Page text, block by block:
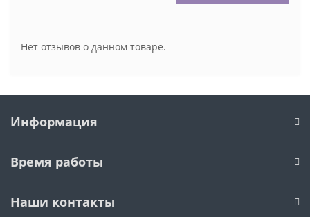
Нет отзывов о данном товаре.
Информация
Время работы
Наши контакты